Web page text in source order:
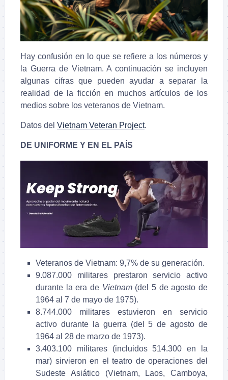
Hay confusión en lo que se refiere a los números y
la Guerra de Vietnam. A continuación se incluyen
algunas cifras que pueden ayudar a separar la
realidad de la ficción en muchos artículos de los
medios sobre los veteranos de Vietnam.
Datos del Vietnam Veteran Project.
DE UNIFORME Y EN EL PAÍS
Veteranos de Vietnam: 9,7% de su generación.
9.087.000 militares prestaron servicio activo
durante la era de Vietnam(del 5 de agosto de
1964 al 7 de mayo de 1975).
8.744.000 militares estuvieron en servicio
activo durante la guerra (del 5 de agosto de
1964 al 28 de marzo de 1973).
3.403.100 militares (incluidos 514.300 en la
mar) sirvieron en el teatro de operaciones del
Sudeste Asiático (Vietnam, Laos, Camboya,